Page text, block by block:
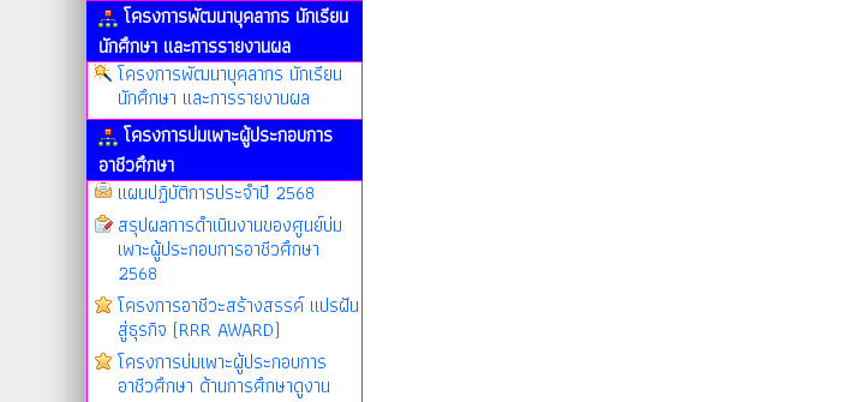
โครงการพัฒนาบุคลากร นักเรียน
นักศึกษา และการรายงานผล
โครงการพัฒนาบุคลากร นักเรียน
นักศึกษา และการรายงานผล
โครงการบ่มเพาะผู้ประกอบการ
อาชีวศึกษา
แผนปฏิบัติการประจำปี 2568
สรุปผลการดำเนินงานของศูนย์บ่ม
เพาะผู้ประกอบการอาชีวศึกษา
2568
โครงการอาชีวะสร้างสรรค์ แปรฝัน
สู่ธุรกิจ (RRR AWARD)
โครงการบ่มเพาะผู้ประกอบการ
อาชีวศึกษา ด้านการศึกษาดูงาน